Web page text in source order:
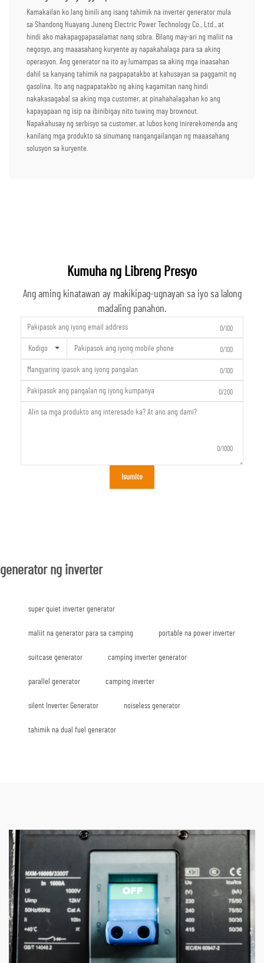
Kamakailan ko lang binili ang isang tahimik na inverter generator mula
sa Shandong Huayang Juneng Electric Power Technology Co., Ltd., at
hindi ako makapagpapasalamat nang sobra. Bilang may-ari ng maliit na
negosyo, ang maaasahang kuryente ay napakahalaga para sa aking
operasyon. Ang generator na ito ay lumampas sa aking mga inaasahan
dahil sa kanyang tahimik na pagpapatakbo at kahusayan sa paggamit ng
gasolina. Ito ang nagpapatakbo ng aking kagamitan nang hindi
nakakasagabal sa aking mga customer, at pinahahalagahan ko ang
kapayapaan ng isip na ibinibigay nito tuwing may brownout.
Napakahusay ng serbisyo sa customer, at lubos kong inirerekomenda ang
kanilang mga produkto sa sinumang nangangailangan ng maaasahang
solusyon sa kuryente.
Kumuha ng Libreng Presyo
Ang aming kinatawan ay makikipag-ugnayan sa iyo sa lalong
madaling panahon.
0/100
Kodigo 0/100
0/100
0/200
0/1000
Isumite
generator ng inverter
super quiet inverter generator
maliit na generator para sa camping portable na power inverter
suitcase generator camping inverter generator
parallel generator camping inverter
silent Inverter Generator noiseless generator
tahimik na dual fuel generator